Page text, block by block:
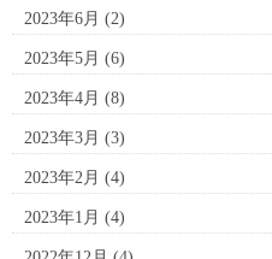
2023年6月 (2)
2023年5月 (6)
2023年4月 (8)
2023年3月 (3)
2023年2月 (4)
2023年1月 (4)